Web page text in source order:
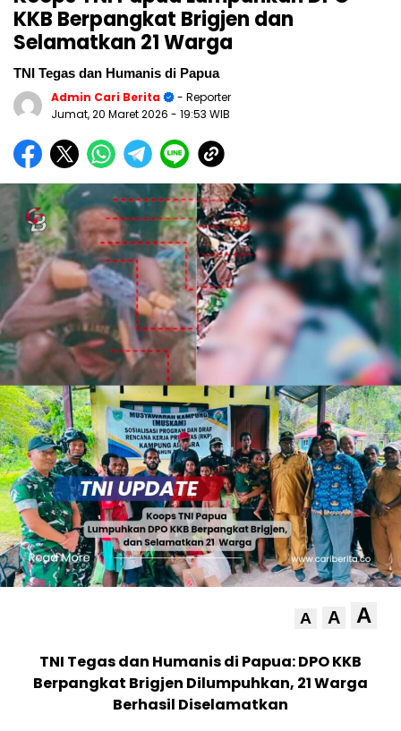
KKB Berpangkat Brigjen dan
Selamatkan 21 Warga
TNI Tegas dan Humanis di Papua
Admin Cari Berita
- Reporter
Jumat, 20 Maret 2026 - 19:53 WIB
A A A
TNI Tegas dan Humanis di Papua: DPO KKB
Berpangkat Brigjen Dilumpuhkan, 21 Warga
Berhasil Diselamatkan